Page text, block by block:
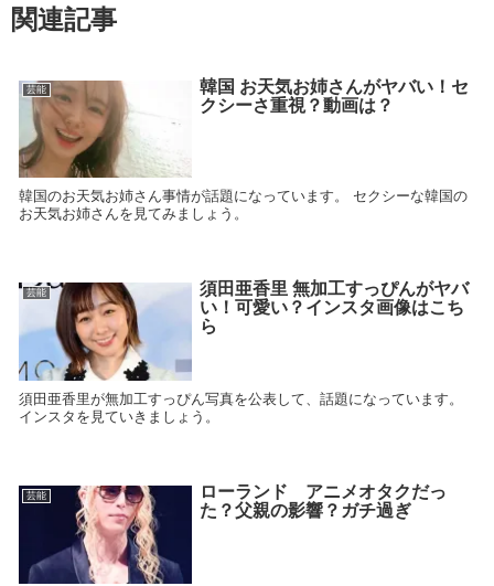
関連記事
芸能
韓国 お天気お姉さんがヤバい！セ
クシーさ重視？動画は？
韓国のお天気お姉さん事情が話題になっています。 セクシーな韓国の
お天気お姉さんを見てみましょう。
芸能
須田亜香里 無加工すっぴんがヤバ
い！可愛い？インスタ画像はこち
ら
須田亜香里が無加工すっぴん写真を公表して、話題になっています。
インスタを見ていきましょう。
芸能
ローランド アニメオタクだっ
た？父親の影響？ガチ過ぎ